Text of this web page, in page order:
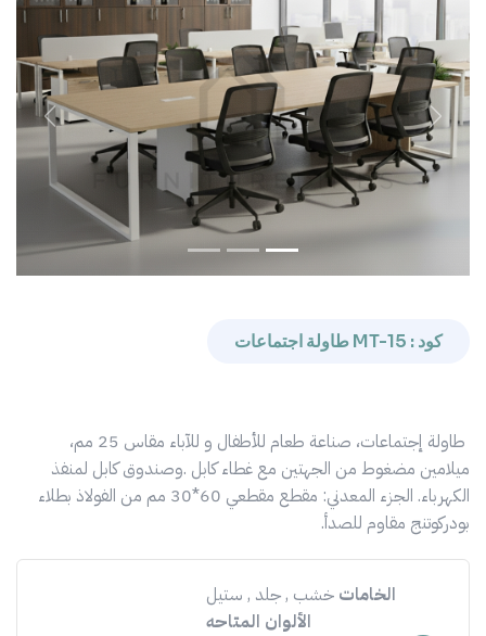
Next
كود : MT-15 طاولة اجتماعات
طاولة إجتماعات، صناعة طعام للأطفال و للآباء مقاس 25 مم،
ميلامين مضغوط من الجهتين مع غطاء كابل .وصندوق كابل لمنفذ
الكهرباء. الجزء المعدني: مقطع مقطعي 60*30 مم من الفولاذ بطلاء
بودركوتنج مقاوم للصدأ.
الخامات خشب , جلد , ستيل
الألوان المتاحه